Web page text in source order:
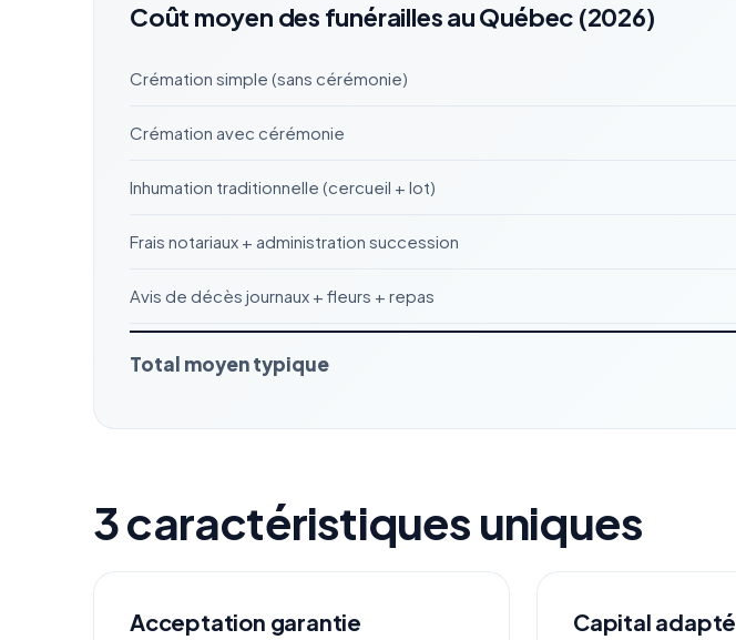
Coût moyen des funérailles au Québec (2026)
Crémation simple (sans cérémonie)
Crémation avec cérémonie
Inhumation traditionnelle (cercueil + lot)
Frais notariaux + administration succession
Avis de décès journaux + fleurs + repas
Total moyen typique
3 caractéristiques uniques
Acceptation garantie Capital adapté